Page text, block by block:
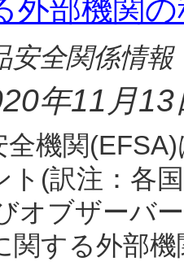
外部機関
安全関係情報
年11月13
機関
ト(訳注：各
オブザーバ
関する外部機